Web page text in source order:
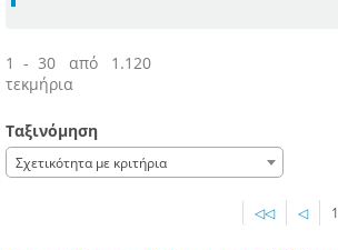
1 - 30 από 1.120
τεκμήρια
Ταξινόμηση
Σχετικότητα με κριτήρια
◁◁ ◁ 1